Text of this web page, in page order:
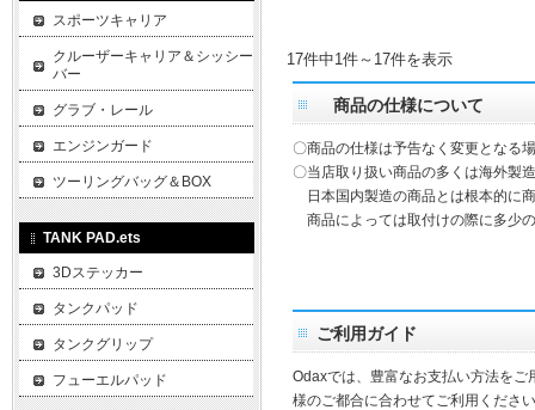
17件中1件～17件を表示
商品の仕様について
〇商品の仕様は予告なく変更となる
〇当店取り扱い商品の多くは海外製
日本国内製造の商品とは根本的に
商品によっては取付けの際に多少
ご利用ガイド
Odaxでは、豊富なお支払い方法を
様のご都合に合わせてご利用くださ
スポーツキャリア
クルーザーキャリア＆シッシー
バー
グラブ・レール
エンジンガード
ツーリングバッグ＆BOX
TANK PAD.ets
3Dステッカー
タンクパッド
タンクグリップ
フューエルパッド